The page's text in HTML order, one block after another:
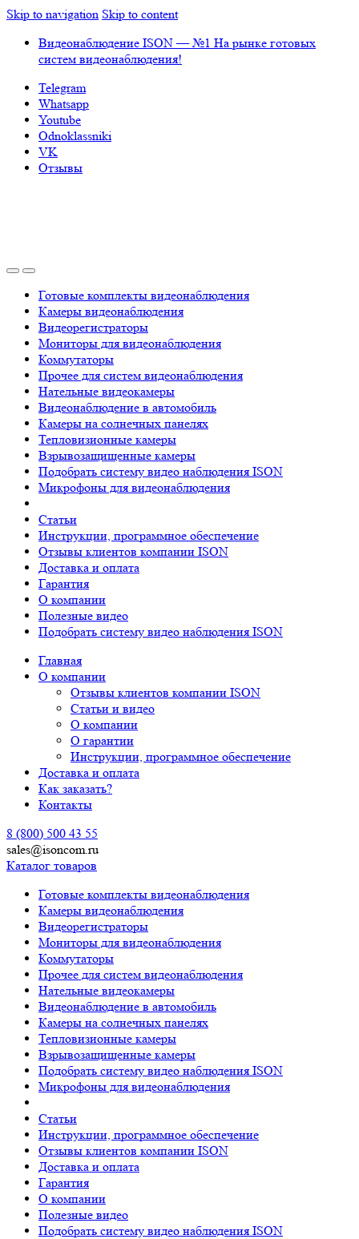
Skip to navigation Skip to content
Видеонаблюдение ISON — №1 На рынке готовых
систем видеонаблюдения!
Telegram
Whatsapp
Youtube
Odnoklassniki
VK
Отзывы
Готовые комплекты видеонаблюдения
Камеры видеонаблюдения
Видеорегистраторы
Мониторы для видеонаблюдения
Коммутаторы
Прочее для систем видеонаблюдения
Нательные видеокамеры
Видеонаблюдение в автомобиль
Камеры на солнечных панелях
Тепловизионные камеры
Взрывозащищенные камеры
Подобрать систему видео наблюдения ISON
Микрофоны для видеонаблюдения
Статьи
Инструкции, программное обеспечение
Отзывы клиентов компании ISON
Доставка и оплата
Гарантия
О компании
Полезные видео
Подобрать систему видео наблюдения ISON
Главная
О компании
Отзывы клиентов компании ISON
Статьи и видео
О компании
О гарантии
Инструкции, программное обеспечение
Доставка и оплата
Как заказать?
Контакты
8 (800) 500 43 55
sales@isoncom.ru
Каталог товаров
Готовые комплекты видеонаблюдения
Камеры видеонаблюдения
Видеорегистраторы
Мониторы для видеонаблюдения
Коммутаторы
Прочее для систем видеонаблюдения
Нательные видеокамеры
Видеонаблюдение в автомобиль
Камеры на солнечных панелях
Тепловизионные камеры
Взрывозащищенные камеры
Подобрать систему видео наблюдения ISON
Микрофоны для видеонаблюдения
Статьи
Инструкции, программное обеспечение
Отзывы клиентов компании ISON
Доставка и оплата
Гарантия
О компании
Полезные видео
Подобрать систему видео наблюдения ISON